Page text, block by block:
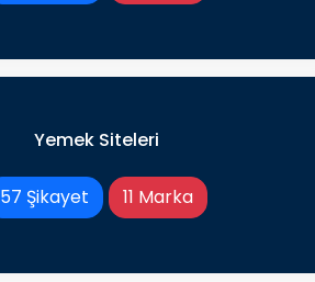
Yemek Siteleri
57 Şikayet 11 Marka